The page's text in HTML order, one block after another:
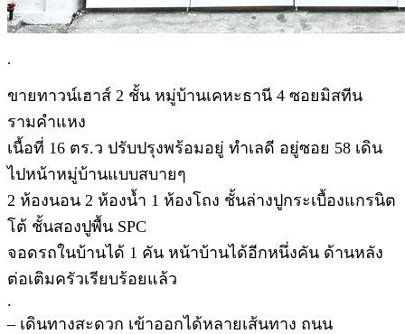
.
ขายทาวน์เฮาส์ 2 ชั้น หมู่บ้านเคหะธานี 4 ซอยมิสทีน
รามคำแหง
เนื้อที่ 16 ตร.ว ปรับปรุงพร้อมอยู่ ทำเลดี อยู่ซอย 58 เดิน
ไปหน้าหมู่บ้านแบบสบายๆ
2 ห้องนอน 2 ห้องน้ำ 1 ห้องโถง ชั้นล่างปูกระเบื้องแกรนิต
โต้ ชั้นสองปูพื้น SPC
จอดรถในบ้านได้ 1 คัน หน้าบ้านได้อีกหนึ่งคัน ด้านหลัง
ต่อเติมครัวเรียบร้อยแล้ว
.
– เดินทางสะดวก เข้าออกได้หลายเส้นทาง ถนน